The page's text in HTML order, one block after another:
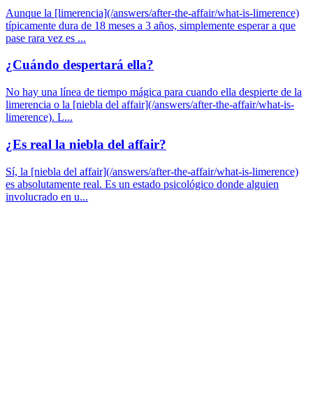
Aunque la [limerencia](/answers/after-the-affair/what-is-limerence)
típicamente dura de 18 meses a 3 años, simplemente esperar a que
pase rara vez es ...
¿Cuándo despertará ella?
No hay una línea de tiempo mágica para cuando ella despierte de la
limerencia o la [niebla del affair](/answers/after-the-affair/what-is-
limerence). L...
¿Es real la niebla del affair?
Sí, la [niebla del affair](/answers/after-the-affair/what-is-limerence)
es absolutamente real. Es un estado psicológico donde alguien
involucrado en u...